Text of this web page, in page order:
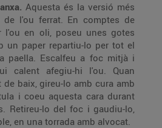
Aquesta és la versió més
de l'ou ferrat. En comptes de
l'ou en oli, poseu unes gotes
un paper repartiu-lo per tot el
paella. Escalfeu a foc mitjà i
calent afegiu-hi l'ou. Quan
baix, gireu-lo amb cura amb
i coeu aquesta cara durant
Retireu-lo del foc i gaudiu-lo,
en una torrada amb alvocat.